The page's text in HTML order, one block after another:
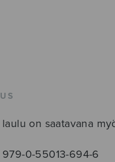
on saatavana
979-0-55013-694-6